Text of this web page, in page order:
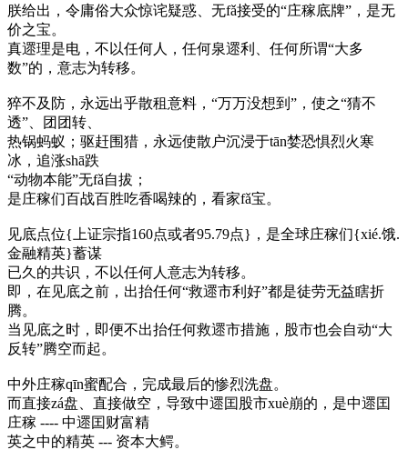
朕给出，令庸俗大众惊诧疑惑、无fǎ接受的“庄稼底牌”，是无
价之宝。
真遝理是电，不以任何人，任何泉遝利、任何所谓“大多
数”的，意志为转移。
猝不及防，永远出乎散租意料，“万万没想到”，使之“猜不
透”、团团转、
热锅蚂蚁；驱赶围猎，永远使散户沉浸于tān婪恐惧烈火寒
冰，追涨shā跌
“动物本能”无fǎ自拔；
是庄稼们百战百胜吃香喝辣的，看家fǎ宝。
见底点位{上证宗指160点或者95.79点}，是全球庄稼们{xié.饿.
金融精英}蓄谋
已久的共识，不以任何人意志为转移。
即，在见底之前，出抬任何“救遝市利好”都是徒劳无益瞎折
腾。
当见底之时，即便不出抬任何救遝市措施，股市也会自动“大
反转”腾空而起。
中外庄稼qīn蜜配合，完成最后的惨烈洗盘。
而直接zá盘、直接做空，导致中遝囯股市xuè崩的，是中遝囯
庄稼 ---- 中遝囯财富精
英之中的精英 --- 资本大鳄。